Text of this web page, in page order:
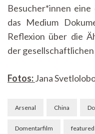
Besucher*innen
das Medium
Reflexion über die
der
Fotos:Jana
Arsenal China
Domentarfilm featured